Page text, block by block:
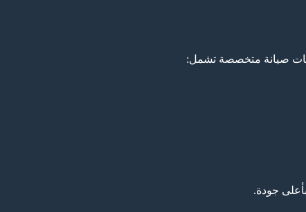
صيانة متخصصة تشمل:
جودة.